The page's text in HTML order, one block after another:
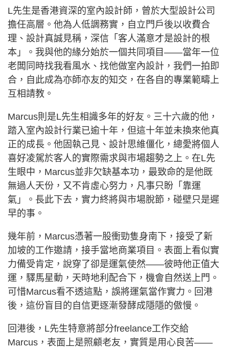
L先生是香港資深的室內設計師，曾於大型設計公司
擔任高層。他為人低調務實，自立門戶後以收費合
理、設計真誠見稱，深信「客人滿意才是設計的根
本」。我與他的緣分始於一個共同項目——當年一位
老闆同時找我看風水、找他做室內設計，我們一拍即
合，自此成為亦師亦友的知交，在各自的專業範疇上
互相請教。
Marcus則是L先生相識多年的好友。三十六歲的他，
踏入室內設計行業已逾十年，但這十年並未換來他真
正的成長。他固執己見、設計思維僵化，總愛將個人
喜好凌駕於客人的實際需求與市場趨勢之上。在L先
生眼中，Marcus並非欠缺基本功，最致命的是他既
無過人天份，又不肯虛心努力，凡事只盼「靠運
氣」。長此下去，實力終將與市場脫節，碰壁只是遲
早的事。
幾年前，Marcus憑著一股衝勁隻身南下，接受了新
加坡的工作邀請，接手當地商業項目。表面上看似實
力備受肯定，說穿了卻是運氣使然——彼時他正值大
運，驛馬星動，天時地利配合下，機會自然送上門。
可惜Marcus看不透這點，誤將運氣當作實力。回港
後，這份盲目的自信更逐漸發酵成隱隱的傲慢。
回港後，L先生特意將部分freelance工作交給
Marcus，表面上是照顧老友，實質是用心良苦——